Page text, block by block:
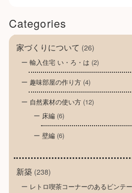
Categories
家づくりについて (26)
輸入住宅 い・ろ・は (2)
趣味部屋の作り方(4)
自然素材の使い方(12)
床編(6)
壁編(6)
新築(238)
レトロ喫茶コーナーのあるビンテ